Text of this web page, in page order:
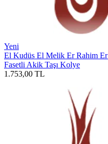
Yeni
El Kudüs El Melik Er Rahim Er
Fasetli Akik Taşı Kolye
1.753,00 TL